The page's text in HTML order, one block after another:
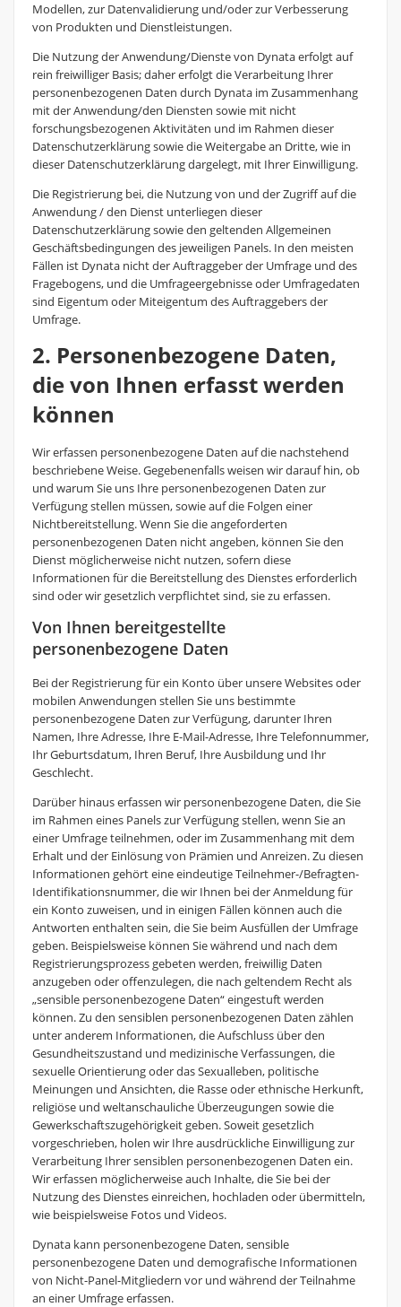
Modellen, zur Datenvalidierung und/oder zur Verbesserung
von Produkten und Dienstleistungen.
Die Nutzung der Anwendung/Dienste von Dynata erfolgt auf
rein freiwilliger Basis; daher erfolgt die Verarbeitung Ihrer
personenbezogenen Daten durch Dynata im Zusammenhang
mit der Anwendung/den Diensten sowie mit nicht
forschungsbezogenen Aktivitäten und im Rahmen dieser
Datenschutzerklärung sowie die Weitergabe an Dritte, wie in
dieser Datenschutzerklärung dargelegt, mit Ihrer Einwilligung.
Die Registrierung bei, die Nutzung von und der Zugriff auf die
Anwendung / den Dienst unterliegen dieser
Datenschutzerklärung sowie den geltenden Allgemeinen
Geschäftsbedingungen des jeweiligen Panels. In den meisten
Fällen ist Dynata nicht der Auftraggeber der Umfrage und des
Fragebogens, und die Umfrageergebnisse oder Umfragedaten
sind Eigentum oder Miteigentum des Auftraggebers der
Umfrage.
2. Personenbezogene Daten,
die von Ihnen erfasst werden
können
Wir erfassen personenbezogene Daten auf die nachstehend
beschriebene Weise. Gegebenenfalls weisen wir darauf hin, ob
und warum Sie uns Ihre personenbezogenen Daten zur
Verfügung stellen müssen, sowie auf die Folgen einer
Nichtbereitstellung. Wenn Sie die angeforderten
personenbezogenen Daten nicht angeben, können Sie den
Dienst möglicherweise nicht nutzen, sofern diese
Informationen für die Bereitstellung des Dienstes erforderlich
sind oder wir gesetzlich verpflichtet sind, sie zu erfassen.
Von Ihnen bereitgestellte
personenbezogene Daten
Bei der Registrierung für ein Konto über unsere Websites oder
mobilen Anwendungen stellen Sie uns bestimmte
personenbezogene Daten zur Verfügung, darunter Ihren
Namen, Ihre Adresse, Ihre E-Mail-Adresse, Ihre Telefonnummer,
Ihr Geburtsdatum, Ihren Beruf, Ihre Ausbildung und Ihr
Geschlecht.
Darüber hinaus erfassen wir personenbezogene Daten, die Sie
im Rahmen eines Panels zur Verfügung stellen, wenn Sie an
einer Umfrage teilnehmen, oder im Zusammenhang mit dem
Erhalt und der Einlösung von Prämien und Anreizen. Zu diesen
Informationen gehört eine eindeutige Teilnehmer-/Befragten-
Identifikationsnummer, die wir Ihnen bei der Anmeldung für
ein Konto zuweisen, und in einigen Fällen können auch die
Antworten enthalten sein, die Sie beim Ausfüllen der Umfrage
geben. Beispielsweise können Sie während und nach dem
Registrierungsprozess gebeten werden, freiwillig Daten
anzugeben oder offenzulegen, die nach geltendem Recht als
„sensible personenbezogene Daten“ eingestuft werden
können. Zu den sensiblen personenbezogenen Daten zählen
unter anderem Informationen, die Aufschluss über den
Gesundheitszustand und medizinische Verfassungen, die
sexuelle Orientierung oder das Sexualleben, politische
Meinungen und Ansichten, die Rasse oder ethnische Herkunft,
religiöse und weltanschauliche Überzeugungen sowie die
Gewerkschaftszugehörigkeit geben. Soweit gesetzlich
vorgeschrieben, holen wir Ihre ausdrückliche Einwilligung zur
Verarbeitung Ihrer sensiblen personenbezogenen Daten ein.
Wir erfassen möglicherweise auch Inhalte, die Sie bei der
Nutzung des Dienstes einreichen, hochladen oder übermitteln,
wie beispielsweise Fotos und Videos.
Dynata kann personenbezogene Daten, sensible
personenbezogene Daten und demografische Informationen
von Nicht-Panel-Mitgliedern vor und während der Teilnahme
an einer Umfrage erfassen.